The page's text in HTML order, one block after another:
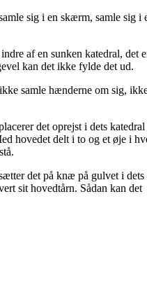
sig i en skærm, samle sig i
af en sunken katedral, det
kan det ikke fylde det ud.
samle hænderne om sig,
det oprejst i dets katedral
hovedet delt i to og et øje i
det på knæ på gulvet i dets
sit hovedtårn. Sådan kan det